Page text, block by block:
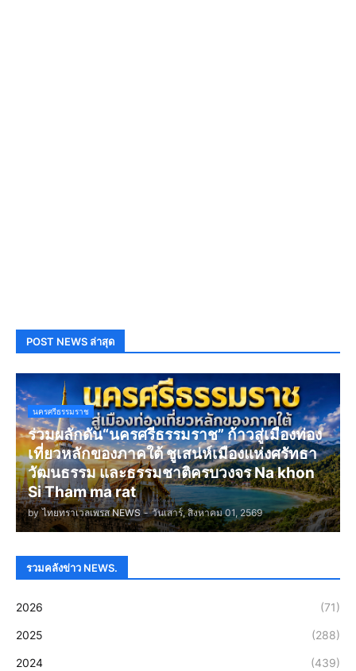
POST NEWS ล่าสุด
นครศรีธรรมราช
ร่วมผลักดัน“นครศรีธรรมราช” ก้าวสู่เมืองท่อง
เที่ยวหลักของภาคใต้ ชูเสน่ห์เมืองแห่งศรัทธา
วัฒนธรรม และธรรมชาติครบวงจร Na khon
Si Tham ma rat
by ไทยทราเวลเพรส NEWS - วันเสาร์, สิงหาคม 01, 2569
รวมคลังข่าว NEWS.
2026 (71)
2025 (288)
2024 (439)